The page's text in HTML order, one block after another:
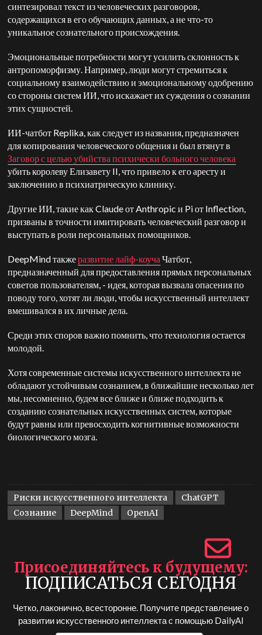
синтезировал текст из человеческих разговоров,
содержащихся в его обучающих данных, а не что-то
уникальное сознательного происхождения.
Эмоциональные потребности могут усилить склонность к
антропоморфизму. Например, люди могут стремиться к
социальному взаимодействию и эмоциональному одобрению
со стороны систем ИИ, что искажает их суждения о сознании
этих сущностей.
ИИ-чатбот Replika, как следует из названия, предназначен
для копирования человеческого общения и был втянут в
Заговор с целью убийства психически больного человека
убить королеву Елизавету II, что привело к его аресту и
заключению в психиатрическую клинику.
Другие ИИ, такие как Claude от Anthropic и Pi от Inflection,
призваны в точности имитировать человеческий разговор и
выступать в роли персональных помощников.
DeepMind такжеразвитие лайф-коуча Чатбот,
предназначенный для предоставления прямых персональных
советов пользователям, - идея, которая вызвала опасения по
поводу того, хотят ли люди, чтобы искусственный интеллект
вмешивался в их личные дела.
Среди этих споров важно помнить, что технология остается
молодой.
Хотя современные системы искусственного интеллекта не
обладают устойчивым сознанием, в ближайшие несколько лет
мы, несомненно, будем все ближе и ближе подходить к
созданию сознательных искусственных систем, которые
будут равны или превосходить когнитивные возможности
биологического мозга.
Риски искусственного интеллекта
ChatGPT
Сознание
DeepMind OpenAI
Присоединяйтесь к будущему
ПОДПИСАТЬСЯ СЕГОДНЯ
Четко, лаконично, всесторонне. Получите представление о
развитии искусственного интеллекта с помощью DailyAI